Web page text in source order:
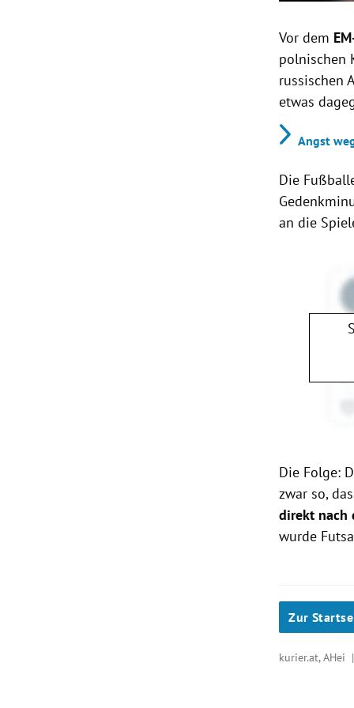
Vor dem
polnischen
russischen
etwas
Angst
Die
an die
Die Folge:
zwar so,
direkt nach
wurde
Zur
kurier.at,